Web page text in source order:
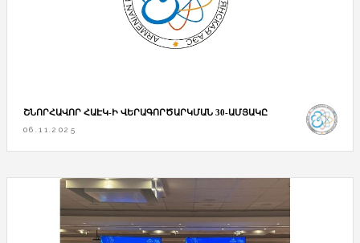
ՇՆՈՐՀԱՎՈՐ ՀԱԷԿ-Ի ՎԵՐԱԳՈՐԾԱՐԿՄԱՆ 30-ԱՄՅԱԿԸ
06.11.2025